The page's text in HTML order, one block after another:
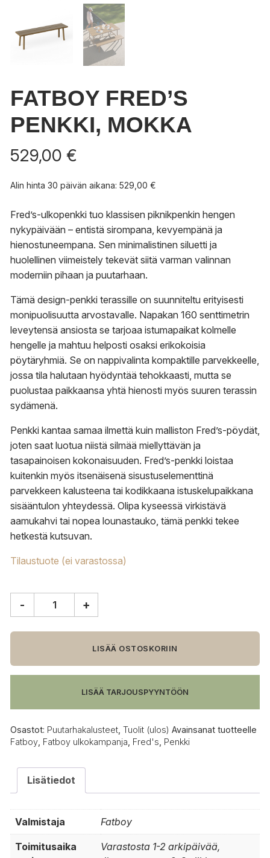
FATBOY FRED’S
PENKKI, MOKKA
529,00 €
Alin hinta 30 päivän aikana: 529,00 €
Fred’s-ulkopenkki tuo klassisen piknikpenkin hengen
nykypäivään – entistä sirompana, kevyempänä ja
hienostuneempana. Sen minimalistinen siluetti ja
huolellinen viimeistely tekevät siitä varman valinnan
moderniin pihaan ja puutarhaan.
Tämä design-penkki terassille on suunniteltu erityisesti
monipuolisuutta arvostavalle. Napakan 160 senttimetrin
leveytensä ansiosta se tarjoaa istumapaikat kolmelle
hengelle ja mahtuu helposti osaksi erikokoisia
pöytäryhmiä. Se on nappivalinta kompaktille parvekkeelle,
jossa tila halutaan hyödyntää tehokkaasti, mutta se
puolustaa paikkaansa yhtä hienosti myös suuren terassin
sydämenä.
Penkki kantaa samaa ilmettä kuin malliston Fred’s-pöydät,
joten saat luotua niistä silmää miellyttävän ja
tasapainoisen kokonaisuuden. Fred’s-penkki loistaa
kuitenkin myös itsenäisenä sisustuselementtinä
parvekkeen kalusteena tai kodikkaana istuskelupaikkana
sisääntulon yhteydessä. Olipa kyseessä virkistävä
aamukahvi tai nopea lounastauko, tämä penkki tekee
hetkestä kutsuvan.
Tilaustuote (ei varastossa)
penkki,
määrä
- +
LISÄÄ OSTOSKORIIN
LISÄÄ TARJOUSPYYNTÖÖN
Osastot: Puutarhakalusteet Tuolit (ulos) Avainsanat tuotteelle
Fatboy Fatboy ulkokampanja Fred's Penkki
Lisätiedot
Valmistaja Fatboy
Toimitusaika
Varastosta 1-2 arkipäivää,